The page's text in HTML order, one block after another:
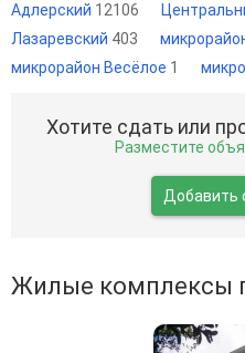
Адлерский 12106
Лазаревский 403
микрорайон Весёлое 1
Хотите сдать или
Разместите
Добавить
Жилые комплексы